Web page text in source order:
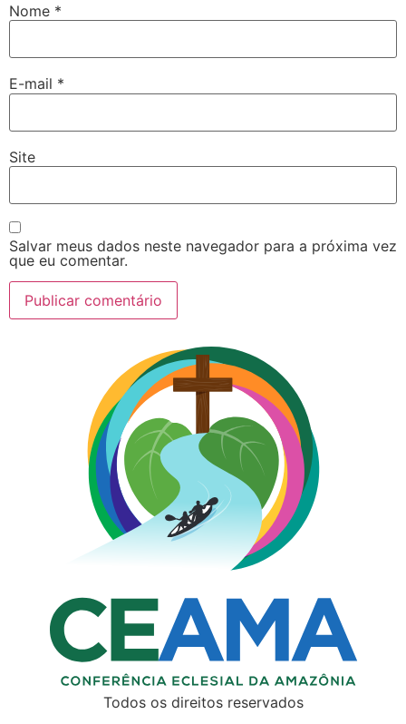
Nome *
E-mail *
Site
Salvar meus dados neste navegador para a próxima vez
que eu comentar.
Todos os direitos reservados